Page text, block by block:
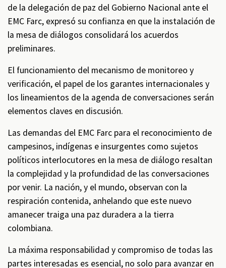
de la delegación de paz del Gobierno Nacional ante el
EMC Farc, expresó su confianza en que la instalación de
la mesa de diálogos consolidará los acuerdos
preliminares.
El funcionamiento del mecanismo de monitoreo y
verificación, el papel de los garantes internacionales y
los lineamientos de la agenda de conversaciones serán
elementos claves en discusión.
Las demandas del EMC Farc para el reconocimiento de
campesinos, indígenas e insurgentes como sujetos
políticos interlocutores en la mesa de diálogo resaltan
la complejidad y la profundidad de las conversaciones
por venir. La nación, y el mundo, observan con la
respiración contenida, anhelando que este nuevo
amanecer traiga una paz duradera a la tierra
colombiana.
La máxima responsabilidad y compromiso de todas las
partes interesadas es esencial, no solo para avanzar en